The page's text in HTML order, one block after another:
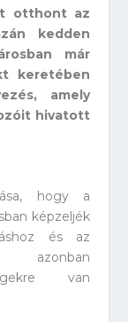
otthont az
kedden
már
keretében
amely
hivatott
hogy a
képzeljék
és az
azonban
van